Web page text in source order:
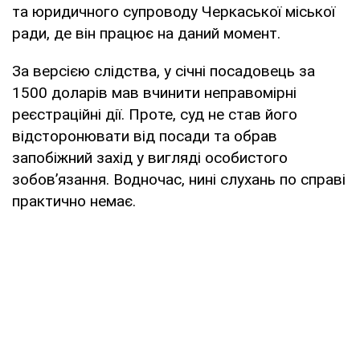
та юридичного супроводу Черкаської міської
ради, де він працює на даний момент.
За версією слідства, у січні посадовець за
1500 доларів мав вчинити неправомірні
реєстраційні дії. Проте, суд не став його
відсторонювати від посади та обрав
запобіжний захід у вигляді особистого
зобовʼязання. Водночас, нині слухань по справі
практично немає.